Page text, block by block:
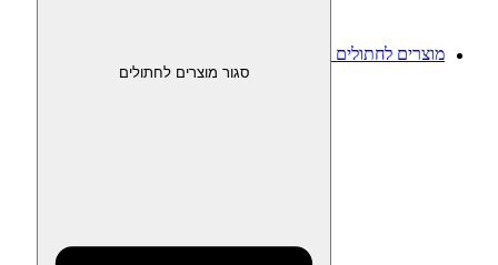
מוצרים לחתולים
סגור מוצרים לחתולים